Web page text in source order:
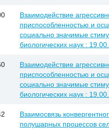
Взаимодействие
приспособленностью и
социально значимые
биологических наук :
Взаимодействие
приспособленностью и
социально значимые
биологических наук :
Взаимосвязь
полушарных процессов